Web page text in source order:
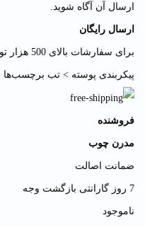
ارسال آن آگاه شوید.
ارسال رایگان
برای
پیکربندی پوسته > تب برچسب‌ها
فروشنده
مدرن چوب
ضمانت اصالت
7 روز گارانتی بازگشت وجه
ناموجود